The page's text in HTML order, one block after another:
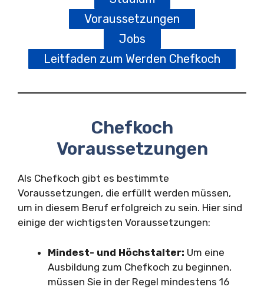
Voraussetzungen
Jobs
Leitfaden zum Werden Chefkoch
Chefkoch
Voraussetzungen
Als Chefkoch gibt es bestimmte
Voraussetzungen, die erfüllt werden müssen,
um in diesem Beruf erfolgreich zu sein. Hier sind
einige der wichtigsten Voraussetzungen:
Mindest- und Höchstalter: Um eine
Ausbildung zum Chefkoch zu beginnen,
müssen Sie in der Regel mindestens 16